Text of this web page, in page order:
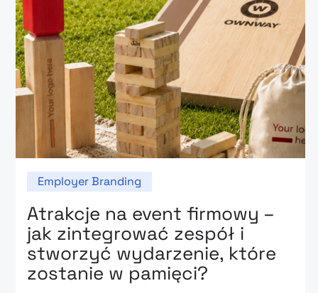
Employer Branding
Atrakcje na event firmowy –
jak zintegrować zespół i
stworzyć wydarzenie, które
zostanie w pamięci?